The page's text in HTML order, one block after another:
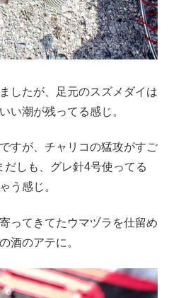
したが、足元のスズメダイは
い潮が残ってる感じ。
すが、チャリコの猛攻がすご
だしも、グレ針4号使ってる
う感じ。
ってきてたウマヅラを仕留め
酒のアテに。